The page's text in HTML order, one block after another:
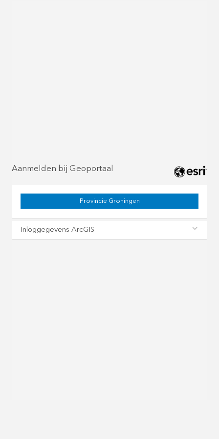
Aanmelden bij Geoportaal
Provincie Groningen
Inloggegevens ArcGIS